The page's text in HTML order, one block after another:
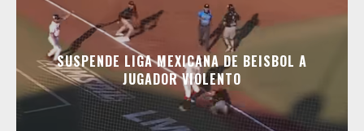
SUSPENDE LIGA MEXICANA DE BEISBOL A
JUGADOR VIOLENTO